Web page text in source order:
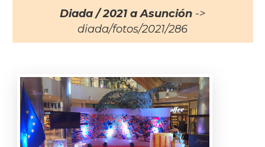
Diada / 2021 a Asunción ->
diada/fotos/2021/286